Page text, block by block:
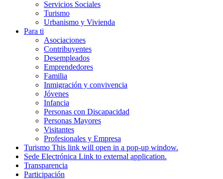
Servicios Sociales
Turismo
Urbanismo y Vivienda
Para ti
Asociaciones
Contribuyentes
Desempleados
Emprendedores
Familia
Inmigración y convivencia
Jóvenes
Infancia
Personas con Discapacidad
Personas Mayores
Visitantes
Profesionales y Empresa
Turismo This link will open in a pop-up window.
Sede Electrónica Link to external application.
Transparencia
Participación